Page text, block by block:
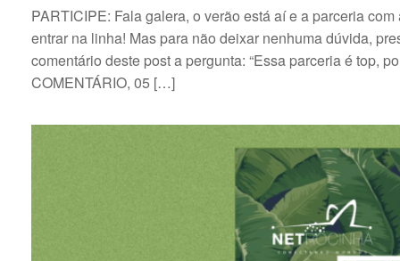
PARTICIPE: Fala galera, o verão está aí e a parceria
entrar na linha! Mas para não deixar nenhuma dúvida,
comentário deste post a pergunta: “Essa parceria é top,
COMENTÁRIO, 05 […]